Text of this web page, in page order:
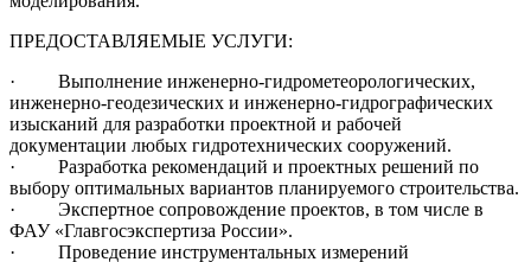
ПРЕДОСТАВЛЯЕМЫЕ УСЛУГИ:
· Выполнение инженерно-гидрометеорологических,
инженерно-геодезических и инженерно-гидрографических
изысканий для разработки проектной и рабочей
документации любых гидротехнических сооружений.
· Разработка рекомендаций и проектных решений по
выбору оптимальных вариантов планируемого строительства.
· Экспертное сопровождение проектов, в том числе в
ФАУ «Главгосэкспертиза России».
· Проведение инструментальных измерений